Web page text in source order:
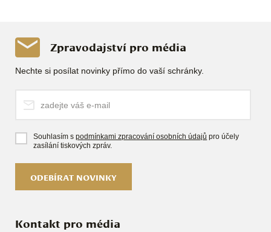
Zpravodajství pro média
Nechte si posílat novinky přímo do vaší schránky.
Souhlasím spodmínkami zpracování osobních údajů pro účely
zasílání tiskových zpráv.
ODEBÍRAT NOVINKY
Kontakt pro média